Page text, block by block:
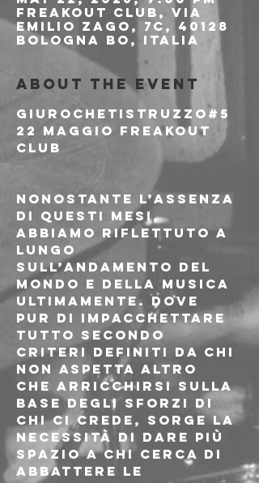
Freakout Club, Via
Emilio Zago, 7c, 40128
Bologna BO, Italia
About the event
GIUROCHETISTRUZZO#5
22 MAGGIO FREAKOUT
CLUB
Nonostante l’assenza
di questi mesi,
abbiamo riflettuto a
lungo
sull’andamento del
mondo e della musica
ultimamente. Dove
pur di impacchettare
tutto secondo
criteri definiti da chi
non aspetta altro
che arricchirsi sulla
base degli sforzi di
chi ci crede, sorge la
necessità di dare più
spazio a chi cerca di
abbattere le